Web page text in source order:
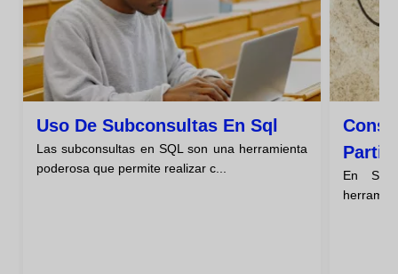
Uso De Subconsultas En Sql
Las subconsultas en SQL son una herramienta
poderosa que permite realizar c...
En